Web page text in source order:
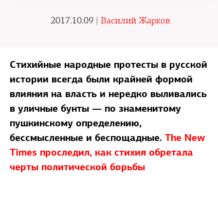
2017.10.09 | Василий Жарков
Стихийные народные протесты в русской
истории всегда были крайней формой
влияния на власть и нередко выливались
в уличные бунты — по знаменитому
пушкинскому определению,
бессмысленные и беспощадные. The New
Times проследил, как стихия обретала
черты политической борьбы